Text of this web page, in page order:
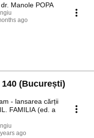
Manole POPA
ago
(București)
- lansarea cărții
FAMILIA (ed. a
ago